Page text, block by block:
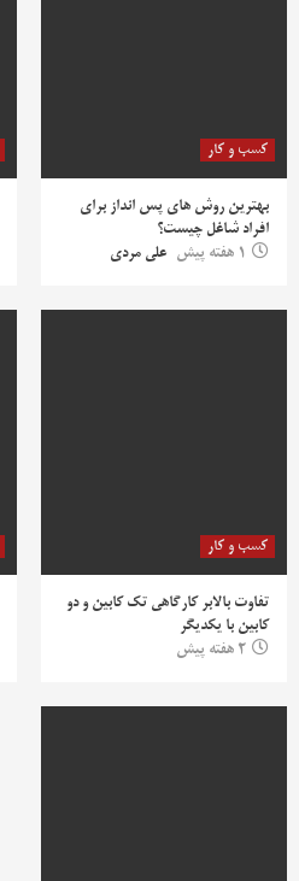
کسب و کار
بهترین روش‌ های پس‌ انداز برای
افراد شاغل چیست؟
1 هفته پیش
علی مردی
کسب و کار
تفاوت بالابر کارگاهی تک کابین و دو
کابین با یکدیگر
2 هفته پیش